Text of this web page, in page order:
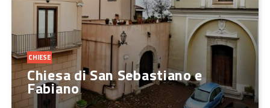
CHIESE
Chiesa di San Sebastiano e
Fabiano